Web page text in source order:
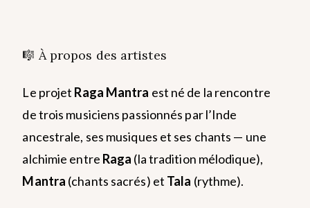
🎼 À propos des artistes
Le projet Raga Mantra est né de la rencontre
de trois musiciens passionnés par l’Inde
ancestrale, ses musiques et ses chants — une
alchimie entre Raga (la tradition mélodique),
Mantra (chants sacrés) et Tala (rythme).